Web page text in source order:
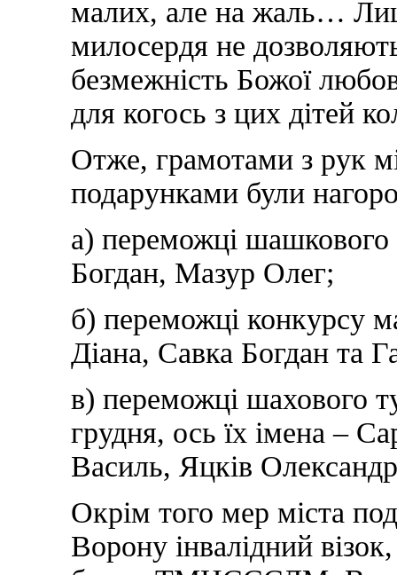
малих, але на жаль…
милосердя не
безмежність Божої
для когось з цих дітей
Отже, грамотами з рук
подарунками були
а) переможці
Богдан, Мазур Олег;
б) переможці конкурсу
Діана, Савка Богдан та
в) переможці шахового
грудня, ось їх імена –
Василь, Яцків
Окрім того мер міста
Ворону інвалідний